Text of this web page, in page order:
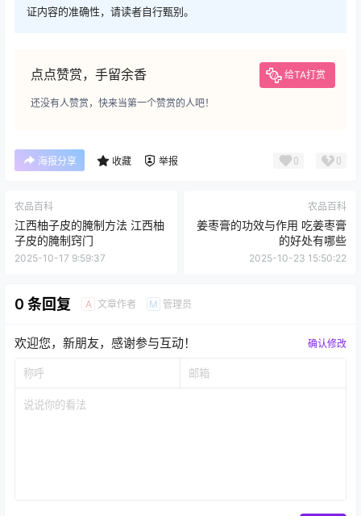
证内容的准确性，请读者自行甄别。
点点赞赏，手留余香 给TA打赏
还没有人赞赏，快来当第一个赞赏的人吧！
海报分享 收藏 举报 0 0
农品百科
江西柚子皮的腌制方法 江西柚
子皮的腌制窍门
2025-10-17 9:59:37
农品百科
姜枣膏的功效与作用 吃姜枣膏
的好处有哪些
2025-10-23 15:50:22
0 条回复 A 文章作者 M 管理员
欢迎您，新朋友，感谢参与互动！ 确认修改